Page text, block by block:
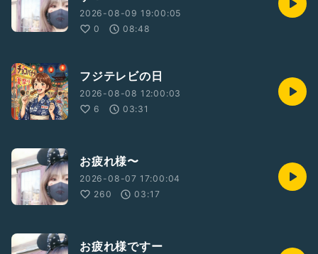
2026-08-09 19:00:05
0
08:48
フジテレビの日
2026-08-08 12:00:03
6
03:31
お疲れ様〜
2026-08-07 17:00:04
260
03:17
お疲れ様ですー